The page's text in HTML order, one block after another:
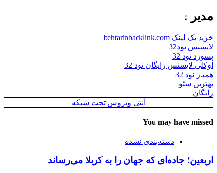
مدیر :
خرید بک لینک behtarinbacklink.com
لایسنس نود32
پسورد نود 32
اوکلی لایسنس رایگان نود 32
همیار نود 32
بهترین سئو
رایگان
آنتی ویروس تحت شبکه
You may have missed
دسته‌بندی نشده
اربعین؛ جاده‌ای که جهان را به کربلا می‌رساند